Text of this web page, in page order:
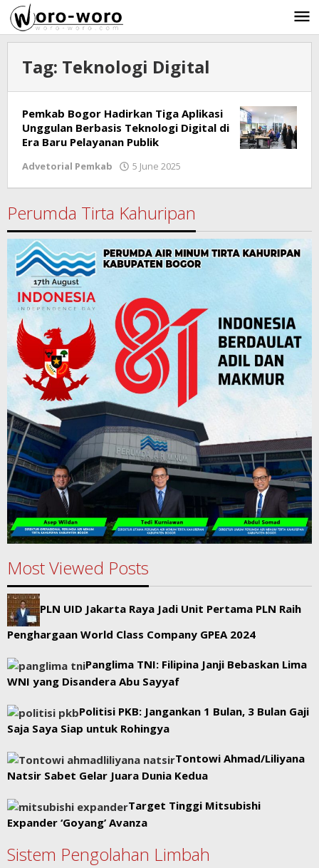
Skip
to
content
Tag: Teknologi Digital
Pemkab Bogor Hadirkan Tiga Aplikasi
Unggulan Berbasis Teknologi Digital di
Era Baru Pelayanan Publik
Advetorial Pemkab 5 June 2025
Perumda Tirta Kahuripan
Most Viewed Posts
PLN UID Jakarta Raya Jadi Unit Pertama PLN Raih
Penghargaan World Class Company GPEA 2024
Panglima TNI: Filipina Janji Bebaskan Lima
WNI yang Disandera Abu Sayyaf
Politisi PKB: Jangankan 1 Bulan, 3 Bulan Gaji
Saja Saya Siap untuk Rohingya
Tontowi Ahmad/Liliyana
Natsir Sabet Gelar Juara Dunia Kedua
Target Tinggi Mitsubishi
Expander ‘Goyang’ Avanza
Sistem Pengolahan Limbah